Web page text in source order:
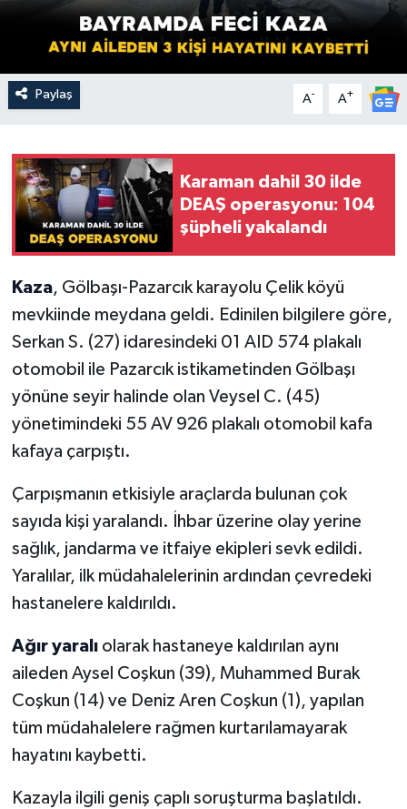
Paylaş A- A+
Karaman dahil 30 ilde
DEAŞ operasyonu: 104
şüpheli yakalandı
Kaza, Gölbaşı-Pazarcık karayolu Çelik köyü
mevkiinde meydana geldi. Edinilen bilgilere göre,
Serkan S. (27) idaresindeki 01 AID 574 plakalı
otomobil ile Pazarcık istikametinden Gölbaşı
yönüne seyir halinde olan Veysel C. (45)
yönetimindeki 55 AV 926 plakalı otomobil kafa
kafaya çarpıştı.
Çarpışmanın etkisiyle araçlarda bulunan çok
sayıda kişi yaralandı. İhbar üzerine olay yerine
sağlık, jandarma ve itfaiye ekipleri sevk edildi.
Yaralılar, ilk müdahalelerinin ardından çevredeki
hastanelere kaldırıldı.
Ağır yaralıolarak hastaneye kaldırılan aynı
aileden Aysel Coşkun (39), Muhammed Burak
Coşkun (14) ve Deniz Aren Coşkun (1), yapılan
tüm müdahalelere rağmen kurtarılamayarak
hayatını kaybetti.
Kazayla ilgili geniş çaplı soruşturma başlatıldı.